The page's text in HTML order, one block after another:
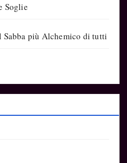
Soglie
Sabba più Alchemico di tutti